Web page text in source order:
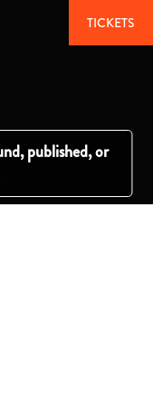
TICKETS